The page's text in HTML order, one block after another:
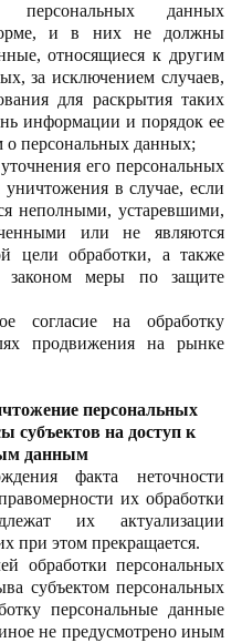
персональных данных
и в них не должны
относящиеся к другим
за исключением случаев,
для раскрытия таких
информации и порядок ее
о персональных данных;
его персональных
в случае, если
неполными, устаревшими,
или не являются
цели обработки, а также
законом меры по защите
согласие на обработку
продвижения на рынке
персональных
субъектов на доступ к
данным
факта неточности
их обработки
их актуализации
при этом прекращается.
обработки персональных
субъектом персональных
персональные данные
не предусмотрено иным